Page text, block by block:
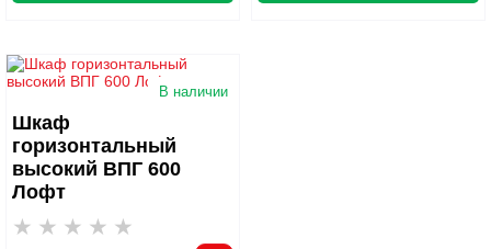
В наличии
Шкаф
горизонтальный
высокий ВПГ 600
Лофт